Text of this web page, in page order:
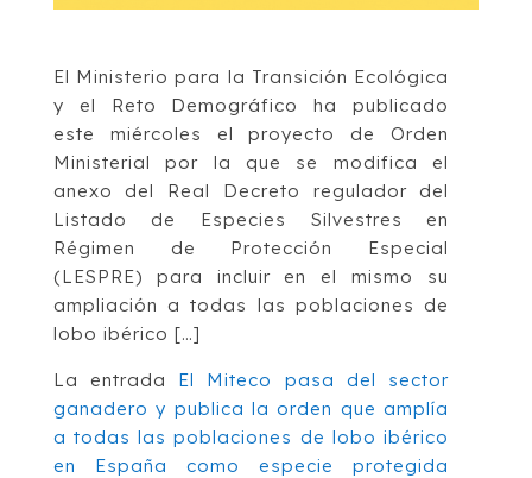
El Ministerio para la Transición Ecológica
y el Reto Demográfico ha publicado
este miércoles el proyecto de Orden
Ministerial por la que se modifica el
anexo del Real Decreto regulador del
Listado de Especies Silvestres en
Régimen de Protección Especial
(LESPRE) para incluir en el mismo su
ampliación a todas las poblaciones de
lobo ibérico […]
La entrada El Miteco pasa del sector
ganadero y publica la orden que amplía
a todas las poblaciones de lobo ibérico
en España como especie protegida